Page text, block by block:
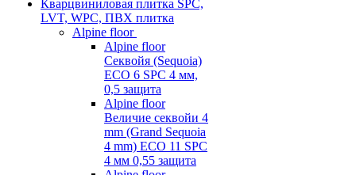
Кварцвиниловая плитка SPC,
LVT, WPC, ПВХ плитка
Alpine floor
Alpine floor
Секвойя (Sequoia)
ECO 6 SPC 4 мм,
0,5 защита
Alpine floor
Величие секвойи 4
mm (Grand Sequoia
4 mm) ECO 11 SPC
4 мм 0,55 защита